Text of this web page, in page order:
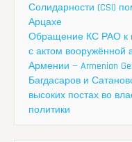
Солидарности (CSI)
Арцахе
Обращение КС РАО к
с актом вооружённой
Армении — Armenian
Багдасаров и
высоких постах во
политики